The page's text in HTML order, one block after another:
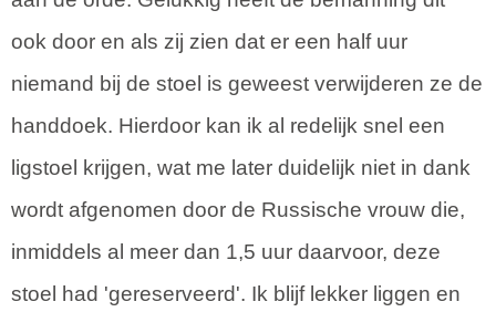
ook door en als zij zien dat er een half uur
niemand bij de stoel is geweest verwijderen ze de
handdoek. Hierdoor kan ik al redelijk snel een
ligstoel krijgen, wat me later duidelijk niet in dank
wordt afgenomen door de Russische vrouw die,
inmiddels al meer dan 1,5 uur daarvoor, deze
stoel had 'gereserveerd'. Ik blijf lekker liggen en